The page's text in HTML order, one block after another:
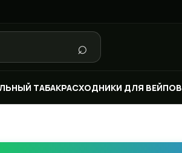
⌕
ТАБАКРАСХОДНИКИ ДЛЯ ВЕЙПОВ